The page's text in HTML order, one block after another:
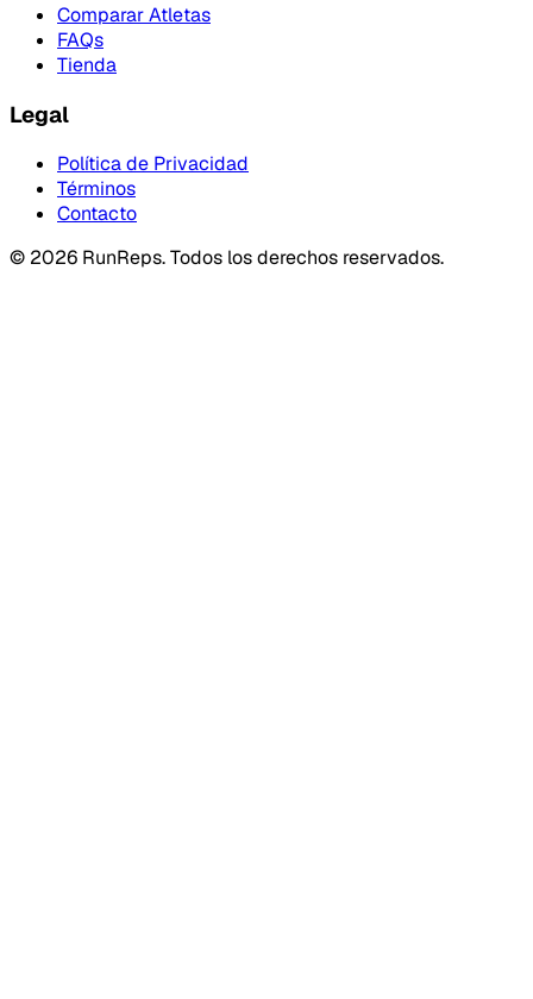
Comparar Atletas
FAQs
Tienda
Legal
Política de Privacidad
Términos
Contacto
© 2026 RunReps.Todos los derechos reservados.